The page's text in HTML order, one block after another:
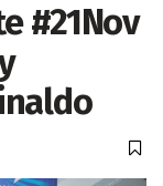
#21Nov